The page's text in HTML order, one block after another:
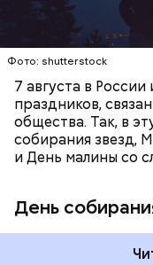
Фото: shutterstock
7 августа в
праздников,
общества. Так, в
собирания звезд,
и День малины со
День
кабачок;
петрушка;
оливковое масло;